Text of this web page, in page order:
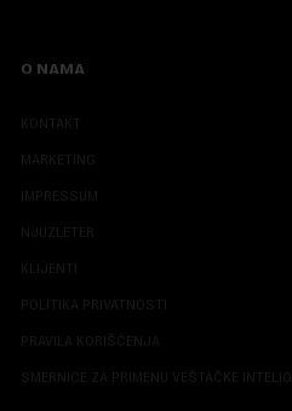
O NAMA
KONTAKT
MARKETING
IMPRESSUM
NJUZLETER
KLIJENTI
POLITIKA PRIVATNOSTI
PRAVILA KORIŠĆENJA
SMERNICE ZA PRIMENU VEŠTAČKE